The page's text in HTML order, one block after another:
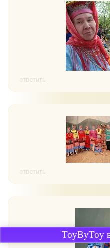
ответить
ответить
ToyByToy